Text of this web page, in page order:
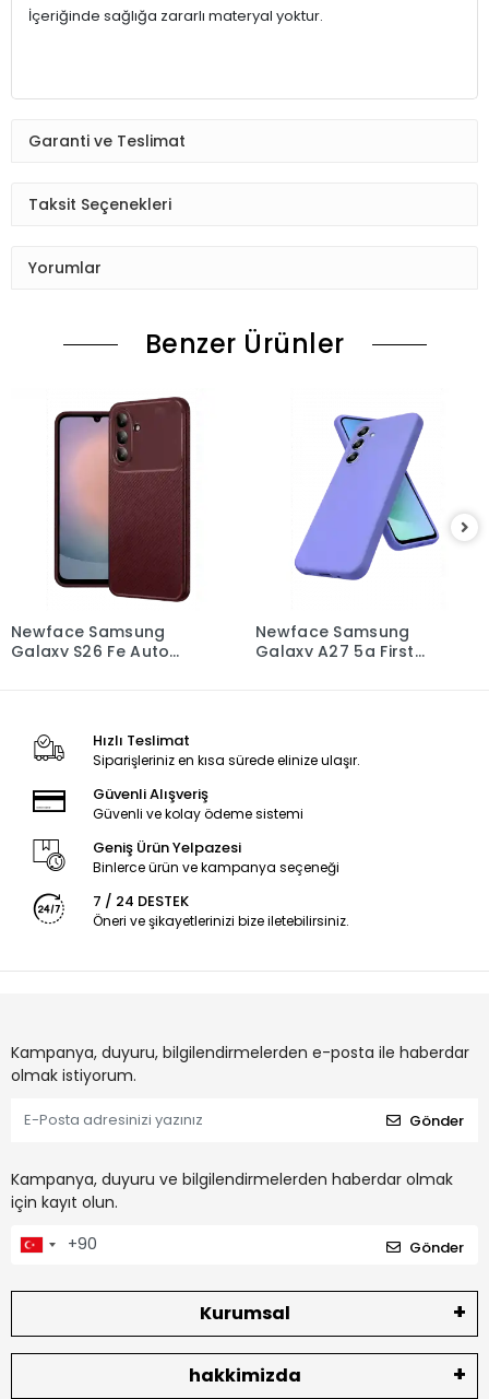
İçeriğinde sağlığa zararlı materyal yoktur.
Garanti ve Teslimat
Taksit Seçenekleri
Yorumlar
Benzer Ürünler
Newface Samsung
Galaxy S26 Fe Auto
Newface Samsung
Galaxy A27 5g First
Hızlı Teslimat
Siparişleriniz en kısa sürede elinize ulaşır.
Güvenli Alışveriş
Güvenli ve kolay ödeme sistemi
Geniş Ürün Yelpazesi
Binlerce ürün ve kampanya seçeneği
7 / 24 DESTEK
Öneri ve şikayetlerinizi bize iletebilirsiniz.
Kampanya, duyuru, bilgilendirmelerden e-posta ile haberdar
olmak istiyorum.
Gönder
Kampanya, duyuru ve bilgilendirmelerden haberdar olmak
için kayıt olun.
Gönder
Kurumsal
hakkimizda